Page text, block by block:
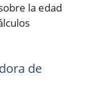
la edad
de